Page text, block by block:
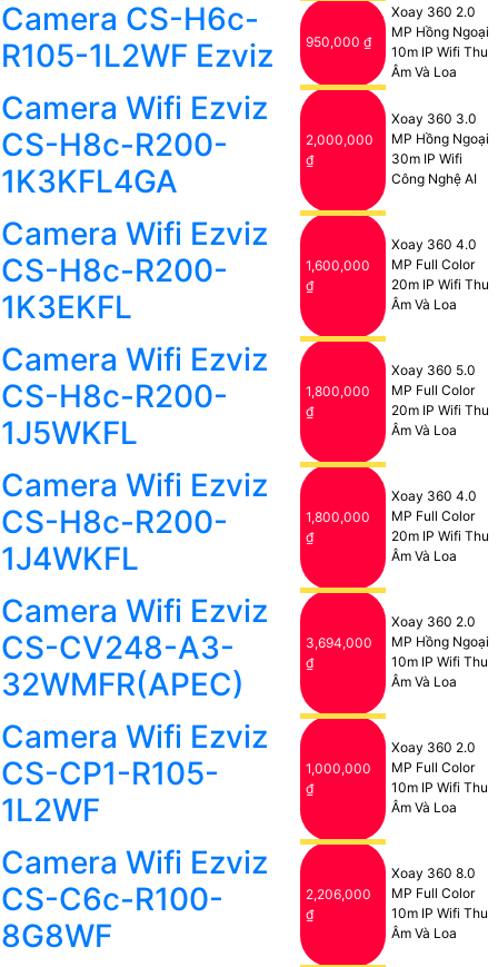
Camera CS-H6c-
R105-1L2WF Ezviz
950,000 ₫
Xoay 360 2.0
MP Hồng Ngoại
10m IP Wifi Thu
Âm Và Loa
Camera Wifi Ezviz
CS-H8c-R200-
1K3KFL4GA
2,000,000
₫
Xoay 360 3.0
MP Hồng Ngoại
30m IP Wifi
Công Nghệ AI
Camera Wifi Ezviz
CS-H8c-R200-
1K3EKFL
1,600,000
₫
Xoay 360 4.0
MP Full Color
20m IP Wifi Thu
Âm Và Loa
Camera Wifi Ezviz
CS-H8c-R200-
1J5WKFL
1,800,000
₫
Xoay 360 5.0
MP Full Color
20m IP Wifi Thu
Âm Và Loa
Camera Wifi Ezviz
CS-H8c-R200-
1J4WKFL
1,800,000
₫
Xoay 360 4.0
MP Full Color
20m IP Wifi Thu
Âm Và Loa
Camera Wifi Ezviz
CS-CV248-A3-
32WMFR(APEC)
3,694,000
₫
Xoay 360 2.0
MP Hồng Ngoại
10m IP Wifi Thu
Âm Và Loa
Camera Wifi Ezviz
CS-CP1-R105-
1L2WF
1,000,000
₫
Xoay 360 2.0
MP Full Color
10m IP Wifi Thu
Âm Và Loa
Camera Wifi Ezviz
CS-C6c-R100-
8G8WF
2,206,000
₫
Xoay 360 8.0
MP Full Color
10m IP Wifi Thu
Âm Và Loa